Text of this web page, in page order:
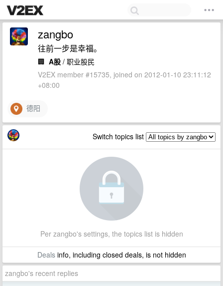
zangbo
往前一步是幸福。
🏢 A股 / 职业股民
V2EX member #15735, joined on 2012-01-10 23:11:12
+08:00
德阳
Switch topics list
Per zangbo's settings, the topics list is hidden
Dealsinfo, including closed deals, is not hidden
zangbo's recent replies